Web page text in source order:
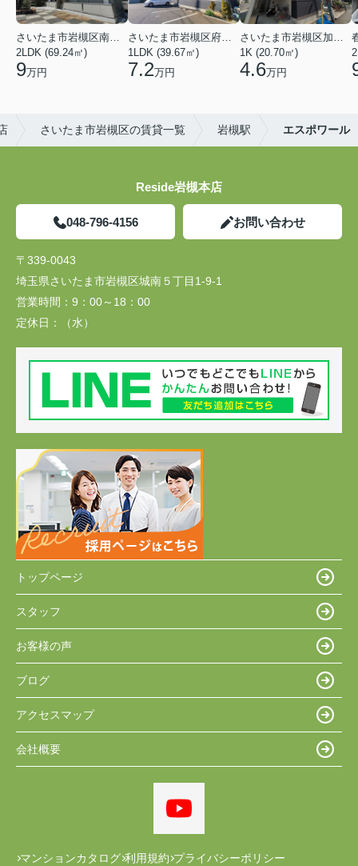
2LDK (69.24㎡)
9万円
1LDK (39.67㎡)
7.2万円
1K (20.70㎡)
4.6万円
さいたま市岩槻区の賃貸一覧 岩槻駅 エスポワール
Reside岩槻本店
048-796-4156 お問い合わせ
〒339-0043
埼玉県さいたま市岩槻区城南５丁目1-9-1
営業時間： 9：00～18：00
定休日：
（水）
トップページ
スタッフ
お客様の声
ブログ
アクセスマップ
会社概要
マンションカタログ 利用規約 プライバシーポリシー